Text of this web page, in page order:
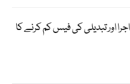
اور تبدیلی کی فیس کم کرنے کا